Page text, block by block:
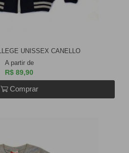
UNISSEX CANELLO
A partir de
R$ 89,90
Comprar